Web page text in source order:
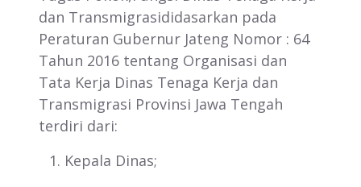
dan Transmigrasididasarkan pada
Peraturan Gubernur Jateng Nomor : 64
Tahun 2016 tentang Organisasi dan
Tata Kerja Dinas Tenaga Kerja dan
Transmigrasi Provinsi Jawa Tengah
terdiri dari:
Kepala Dinas;